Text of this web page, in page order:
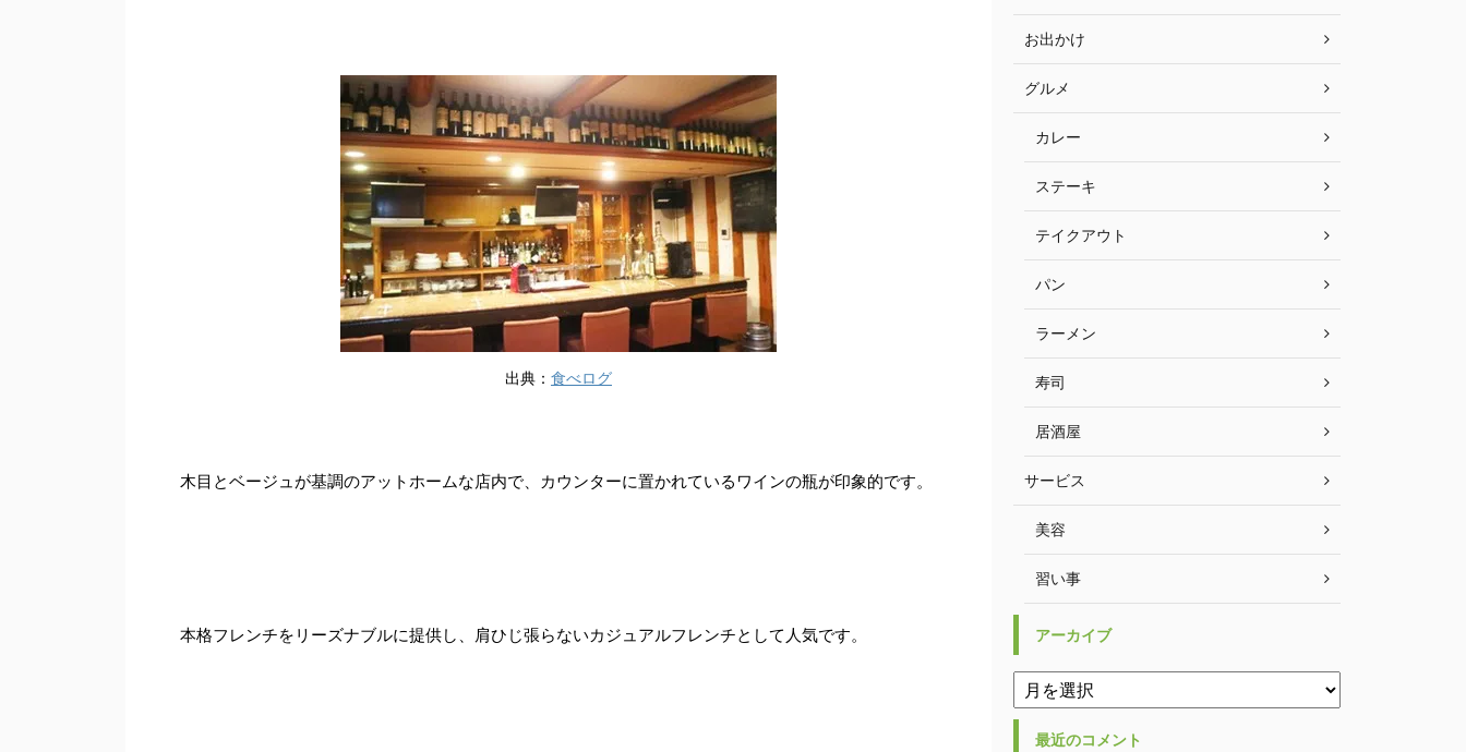
出典： 食べログ
木目とベージュが基調のアットホームな店内で、カウンターに置かれているワインの瓶が印象的です。
本格フレンチをリーズナブルに提供し、肩ひじ張らないカジュアルフレンチとして人気です。
お出かけ
グルメ
カレー
ステーキ
テイクアウト
パン
ラーメン
寿司
居酒屋
サービス
美容
習い事
アーカイブ
最近のコメント